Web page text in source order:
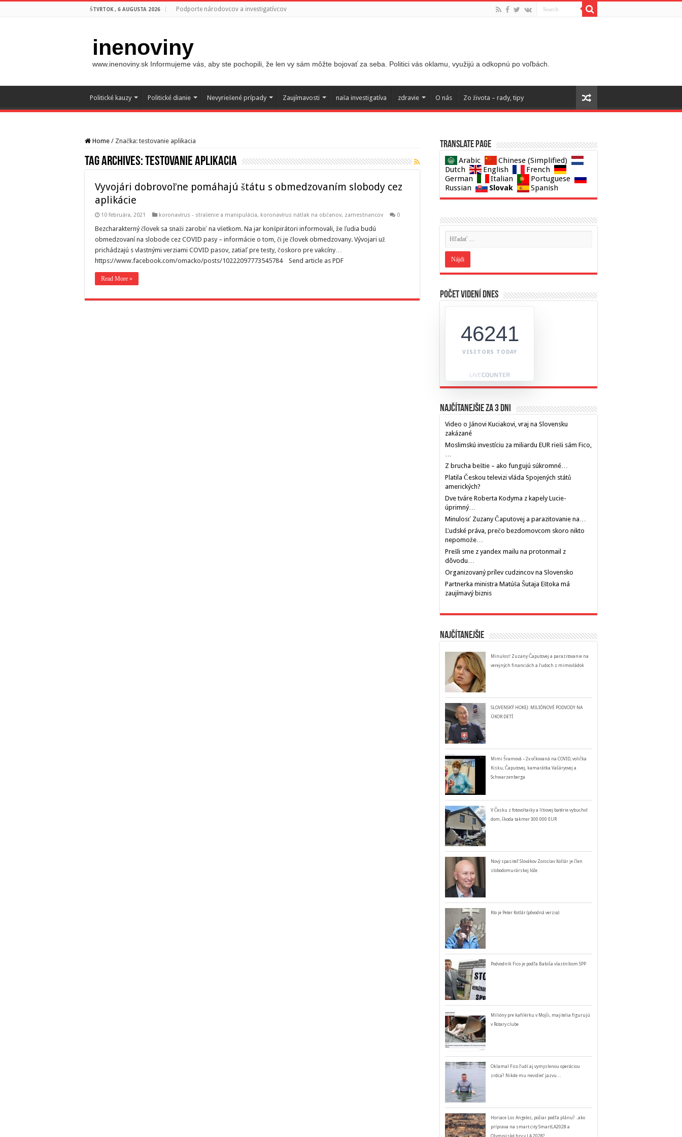
ŠTVRTOK , 6 AUGUSTA 2026 Podporte národovcov a investigatívcov
inenoviny
www.inenoviny.sk Informujeme vás, aby ste pochopili, že len vy sám môžte bojovať za seba. Politici vás oklamu, využijú a odkopnú po voľbách.
Politické kauzy Politické dianie Nevyriešené prípady Zaujímavosti naša investigatíva zdravie O nás Zo života – rady, tipy
Home / Značka: testovanie aplikacia
Tag Archives:testovanie aplikacia
Vyvojári dobrovoľne pomáhajú štátu s obmedzovaním slobody cez
aplikácie
10 februára, 2021 koronavírus - strašenie a manipulácia, koronavírus nátlak na občanov, zamestnancov 0
Bezcharakterný človek sa snaži zarobiť na všetkom. Na jar konšpirátori informovali, že ľudia budú
obmedzovaní na slobode cez COVID pasy – informácie o tom, či je človek obmedzovany. Vývojari už
prichádzajú s vlastnými verziami COVID pasov, zatiaľ pre testy, čoskoro pre vakcíny…
https://www.facebook.com/omacko/posts/10222097773545784 Send article as PDF
Read More »
Translate page
Arabic
Chinese (Simplified)
Dutch
English
French
German
Italian
Portuguese
Russian
Slovak Spanish
Počet videní dnes
46241
VISITORS TODAY
Najčítanejšie za 3 dni
Video o Jánovi Kuciakovi, vraj na Slovensku
zakázané
Moslimskú investíciu za miliardu EUR rieši sám Fico,
…
Z brucha beštie – ako fungujú súkromné…
Platila Českou televizi vláda Spojených států
amerických?
Dve tváre Roberta Kodyma z kapely Lucie-
úprimný…
Minulosť Zuzany Čaputovej a parazitovanie na…
Ľudské práva, prečo bezdomovcom skoro nikto
nepomože…
Prešli sme z yandex mailu na protonmail z
dôvodu…
Organizovaný prílev cudzincov na Slovensko
Partnerka ministra Matúša Šutaja Eštoka má
zaujímavý biznis
Najčítanejšie
Minulosť Zuzany Čaputovej a parazitovanie na
verejných financiách a ľudoch z mimovládok
SLOVENSKÝ HOKEJ: MILIÓNOVÉ PODVODY NA
ÚKOR DETÍ
Mimi Šramová – 2x očkovaná na COVID, volička
Kisku, Čaputovej, kamarátka Vašáryovej a
Schwarzenberga
V Česku z fotovoltaiky a lítiovej batérie vybuchol
dom, škoda takmer 300 000 EUR
Nový spasiteľ Slovákov Zoroslav Kollár je člen
slobodomurárskej lóže
Kto je Peter Kotlár (pôvodná verzia)
Podvodník Fico je podľa Babiša vlastníkom SPP
Milióny pre kafilérku v Mojši, majitelia figurujú
v Rotary clube
Oklamal Fico ľudí aj vymyslenou operáciou
srdca? Nikde mu nevidieť jazvu…
Horiace Los Angeles, požiar podľa plánu? ..ako
príprava na smart city SmartLA2028 a